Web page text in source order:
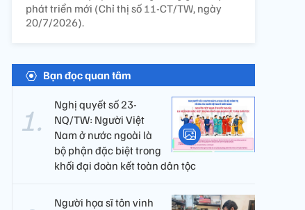
phát triển mới (Chỉ thị số 11-CT/TW, ngày
20/7/2026).
Bạn đọc quan tâm
Nghị quyết số 23-
NQ/TW: Người Việt
Nam ở nước ngoài là
bộ phận đặc biệt trong
khối đại đoàn kết toàn dân tộc
Người họa sĩ tôn vinh